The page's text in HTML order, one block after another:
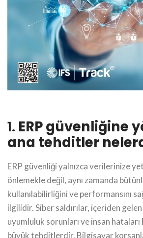
1. ERP güvenliğine
ana tehditler
ERP güvenliği yalnızca verilerinize
önlemekle değil, aynı zamanda
kullanılabilirliğini ve performansını
ilgilidir. Siber saldırılar, içeriden
uyumluluk sorunları ve insan hataları
büyük tehditlerdir. Bilgisayar